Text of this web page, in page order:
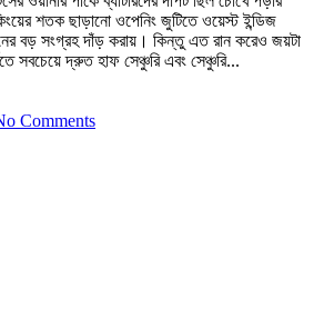
শতক ছাড়ানো ওপেনিং জুটিতে ওয়েস্ট ইন্ডিজ
বড় সংগ্রহ দাঁড় করায়। কিন্তু এত রান করেও জয়টা
সবচেয়ে দ্রুত হাফ সেঞ্চুরি এবং সেঞ্চুরি...
Comments